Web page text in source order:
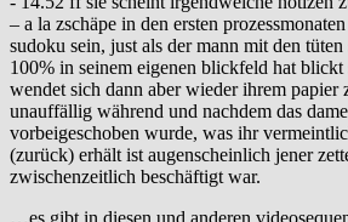
– a la zschäpe in den ersten
sudoku sein, just als der mann mit den
100% in seinem eigenen blickfeld hat blickt
wendet sich dann aber wieder ihrem papier
unauffällig während und nachdem das
vorbeigeschoben wurde, was ihr
(zurück) erhält ist augenscheinlich jener
zwischenzeitlich beschäftigt war.
…es gibt in diesen und anderen